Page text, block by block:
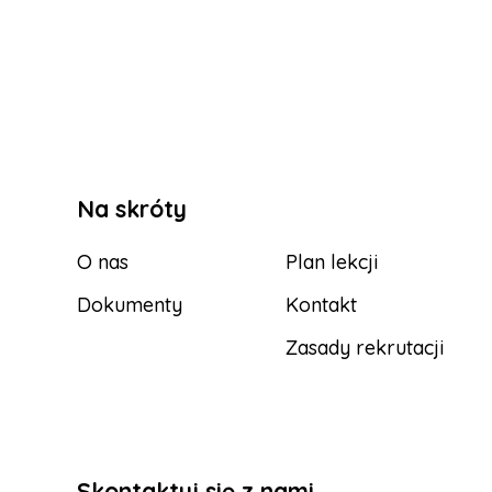
Na skróty
O nas
Plan lekcji
Dokumenty
Kontakt
Zasady rekrutacji